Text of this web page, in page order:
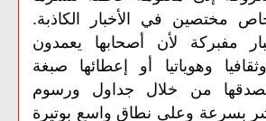
مختصین في الأخبار الكاذبة.
مفبركة لأن أصحابھا یعمدون
وھویاتیا أو إعطائھا صبغة
من خلال جداول ورسوم
بسرعة وعلى نطاق واسع بوتیرة